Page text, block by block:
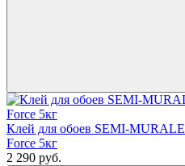
Клей для обоев SEMI-MURALE
Force 5кг
2 290 руб.